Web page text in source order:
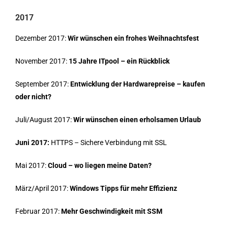
2017
Dezember 2017:Wir wünschen ein frohes Weihnachtsfest
November 2017: 15 Jahre ITpool – ein Rückblick
September 2017:Entwicklung der Hardwarepreise – kaufen
oder nicht?
Juli/August 2017:Wir wünschen einen erholsamen Urlaub
Juni 2017: HTTPS – Sichere Verbindung mit SSL
Mai 2017:Cloud – wo liegen meine Daten?
März/April 2017:Windows Tipps für mehr Effizienz
Februar 2017:Mehr Geschwindigkeit mit SSM